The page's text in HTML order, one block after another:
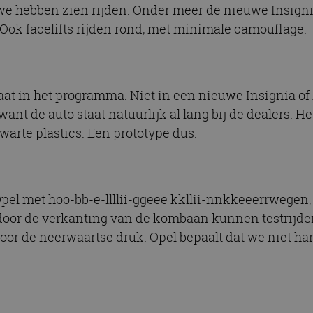
hebben zien rijden. Onder meer de nieuwe
facelifts rijden rond, met minimale camouflage.
in het programma. Niet in een nieuwe Insignia
de auto staat natuurlijk al lang bij de dealers.
plastics. Een prototype dus.
met hoo-bb-e-llllii-ggeee kkllii-
de verkanting van de kombaan kunnen
de neerwaartse druk. Opel bepaalt dat we niet